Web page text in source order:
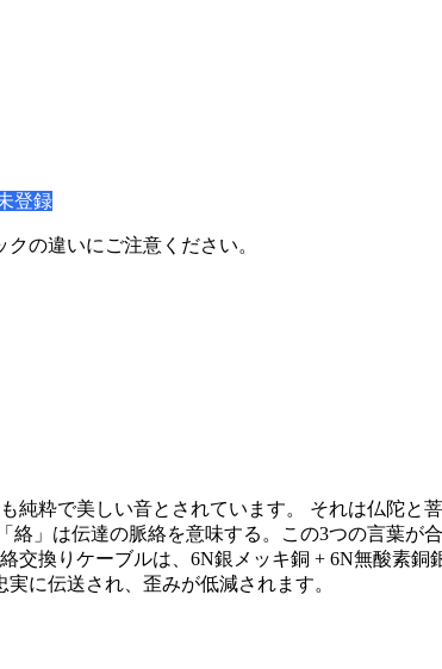
登録
の違いにご注意ください。
純粋で美しい音とされています。 それは仏陀と
」は伝達の脈絡を意味する。この3つの言葉
交換りケーブルは、6N銀メッキ銅 + 6N無酸素
に伝送され、歪みが低減されます。